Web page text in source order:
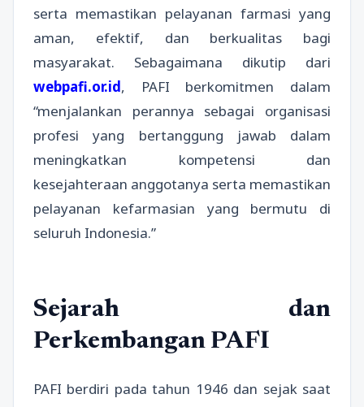
serta memastikan pelayanan farmasi yang
aman, efektif, dan berkualitas bagi
masyarakat. Sebagaimana dikutip dari
webpafi.or.id, PAFI berkomitmen dalam
“menjalankan perannya sebagai organisasi
profesi yang bertanggung jawab dalam
meningkatkan kompetensi dan
kesejahteraan anggotanya serta memastikan
pelayanan kefarmasian yang bermutu di
seluruh Indonesia.”
Sejarah dan
Perkembangan PAFI
PAFI berdiri pada tahun 1946 dan sejak saat